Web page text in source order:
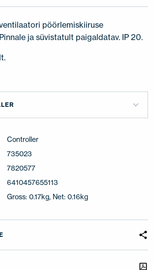
pöörlemiskiiruse
ja süvistatult paigaldatav. IP 20.
Controller
735023
7820577
6410457655113
Gross: 0.17kg, Net: 0.16kg